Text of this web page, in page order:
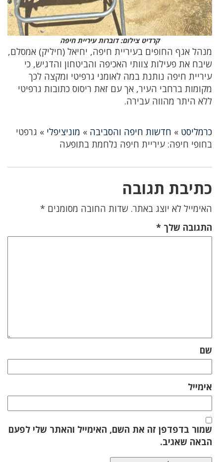
קרדיט צילום: דוברות עיריית חיפה
מנהל אגף החופים בעיריית חיפה, יחיאל (חיליק) אמסלם,
שיבח את פעילות צוותי האכיפה והביטחון והדגיש, כי
עיריית חיפה נותנת במה לאומני גרפיטי ומקצה לכך
מקומות ברחבי העיר, אך עם זאת ריסוס כתובות גרפיטי
ללא היתר מהווה עבירה.
כרמליסט » חדשות חיפה והסביבה » מוניציפלי » גרפטי
בחופי חיפה: עיריית חיפה נלחמת בתופעה
כתיבת תגובה
האימייל לא יוצג באתר. שדות החובה מסומנים *
התגובה שלך *
שם
אימייל
שמור בדפדפן זה את השם, האימייל והאתר שלי לפעם
הבאה שאגיב.